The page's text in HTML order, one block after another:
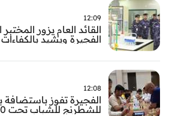
12:09
القائد العام يزور
الفجيرة ويشيد
12:08
الفجيرة تفوز باستضافة
للشطرنج للشباب تحت 20 سنة لعام 2027